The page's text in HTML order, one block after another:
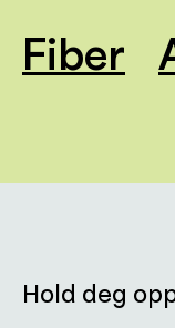
Fiber
Hold deg